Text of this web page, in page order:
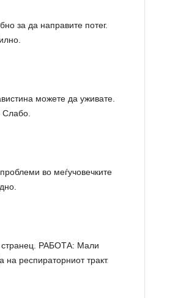
за да направите потег.
можете да уживате.
во меѓучовечките
странец. РАБОТА: Мали
респираторниот тракт.